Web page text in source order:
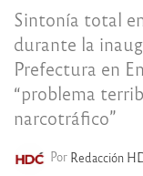
Sintonía total
durante la
Prefectura en
“problema
narcotráfico”
Por Redacción